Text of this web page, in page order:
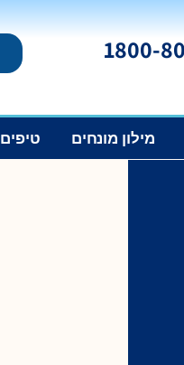
מילון מונחים טיפים